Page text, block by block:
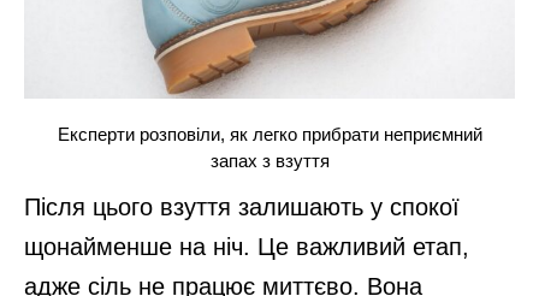
Експерти розповіли, як легко прибрати неприємний
запах з взуття
Після цього взуття залишають у спокої
щонайменше на ніч. Це важливий етап,
адже сіль не працює миттєво. Вона